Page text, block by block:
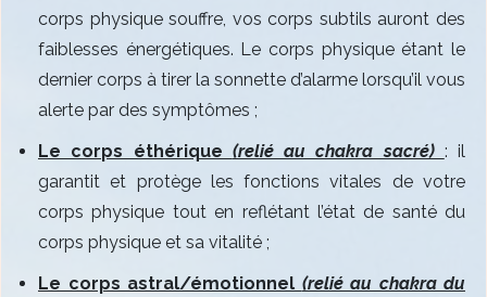
corps physique souffre, vos corps subtils auront des
faiblesses énergétiques. Le corps physique étant le
dernier corps à tirer la sonnette d’alarme lorsqu’il vous
alerte par des symptômes ;
Le corps éthérique (relié au chakra sacré) : il
garantit et protège les fonctions vitales de votre
corps physique tout en reflétant l’état de santé du
corps physique et sa vitalité ;
Le corps astral/émotionnel (relié au chakra du